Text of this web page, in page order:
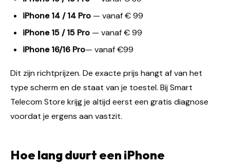
iPhone 14 / 14 Pro — vanaf € 99
iPhone 15 / 15 Pro — vanaf € 99
iPhone 16/16 Pro— vanaf €99
Dit zijn richtprijzen. De exacte prijs hangt af van het
type scherm en de staat van je toestel. Bij Smart
Telecom Store krijg je altijd eerst een gratis diagnose
voordat je ergens aan vastzit.
Hoe lang duurt een iPhone